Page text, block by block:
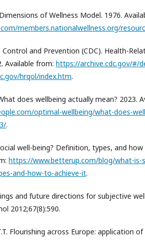
of Wellness Model. 1976.
members.nationalwellness.org/
and Prevention (CDC). Health-
Available from: https://archive.cdc.gov/#/
hrqol/index.htm.
does wellbeing actually mean? 2023.
optimal-wellbeing/what-does-
.
well-being? Definition, types, and
https://www.betterup.com/blog/what-is-
and-how-to-achieve-it.
and future directions for subjective
2012;67(8):590.
Flourishing across Europe: application